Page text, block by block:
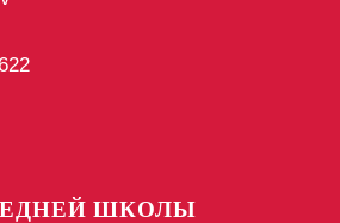
ШКОЛЫ